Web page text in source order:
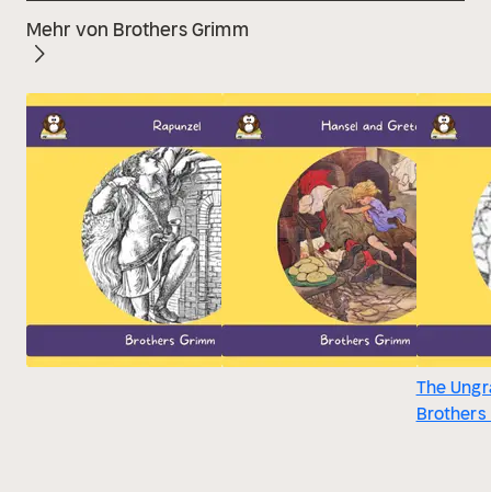
Mehr von Brothers Grimm
The
Brothers